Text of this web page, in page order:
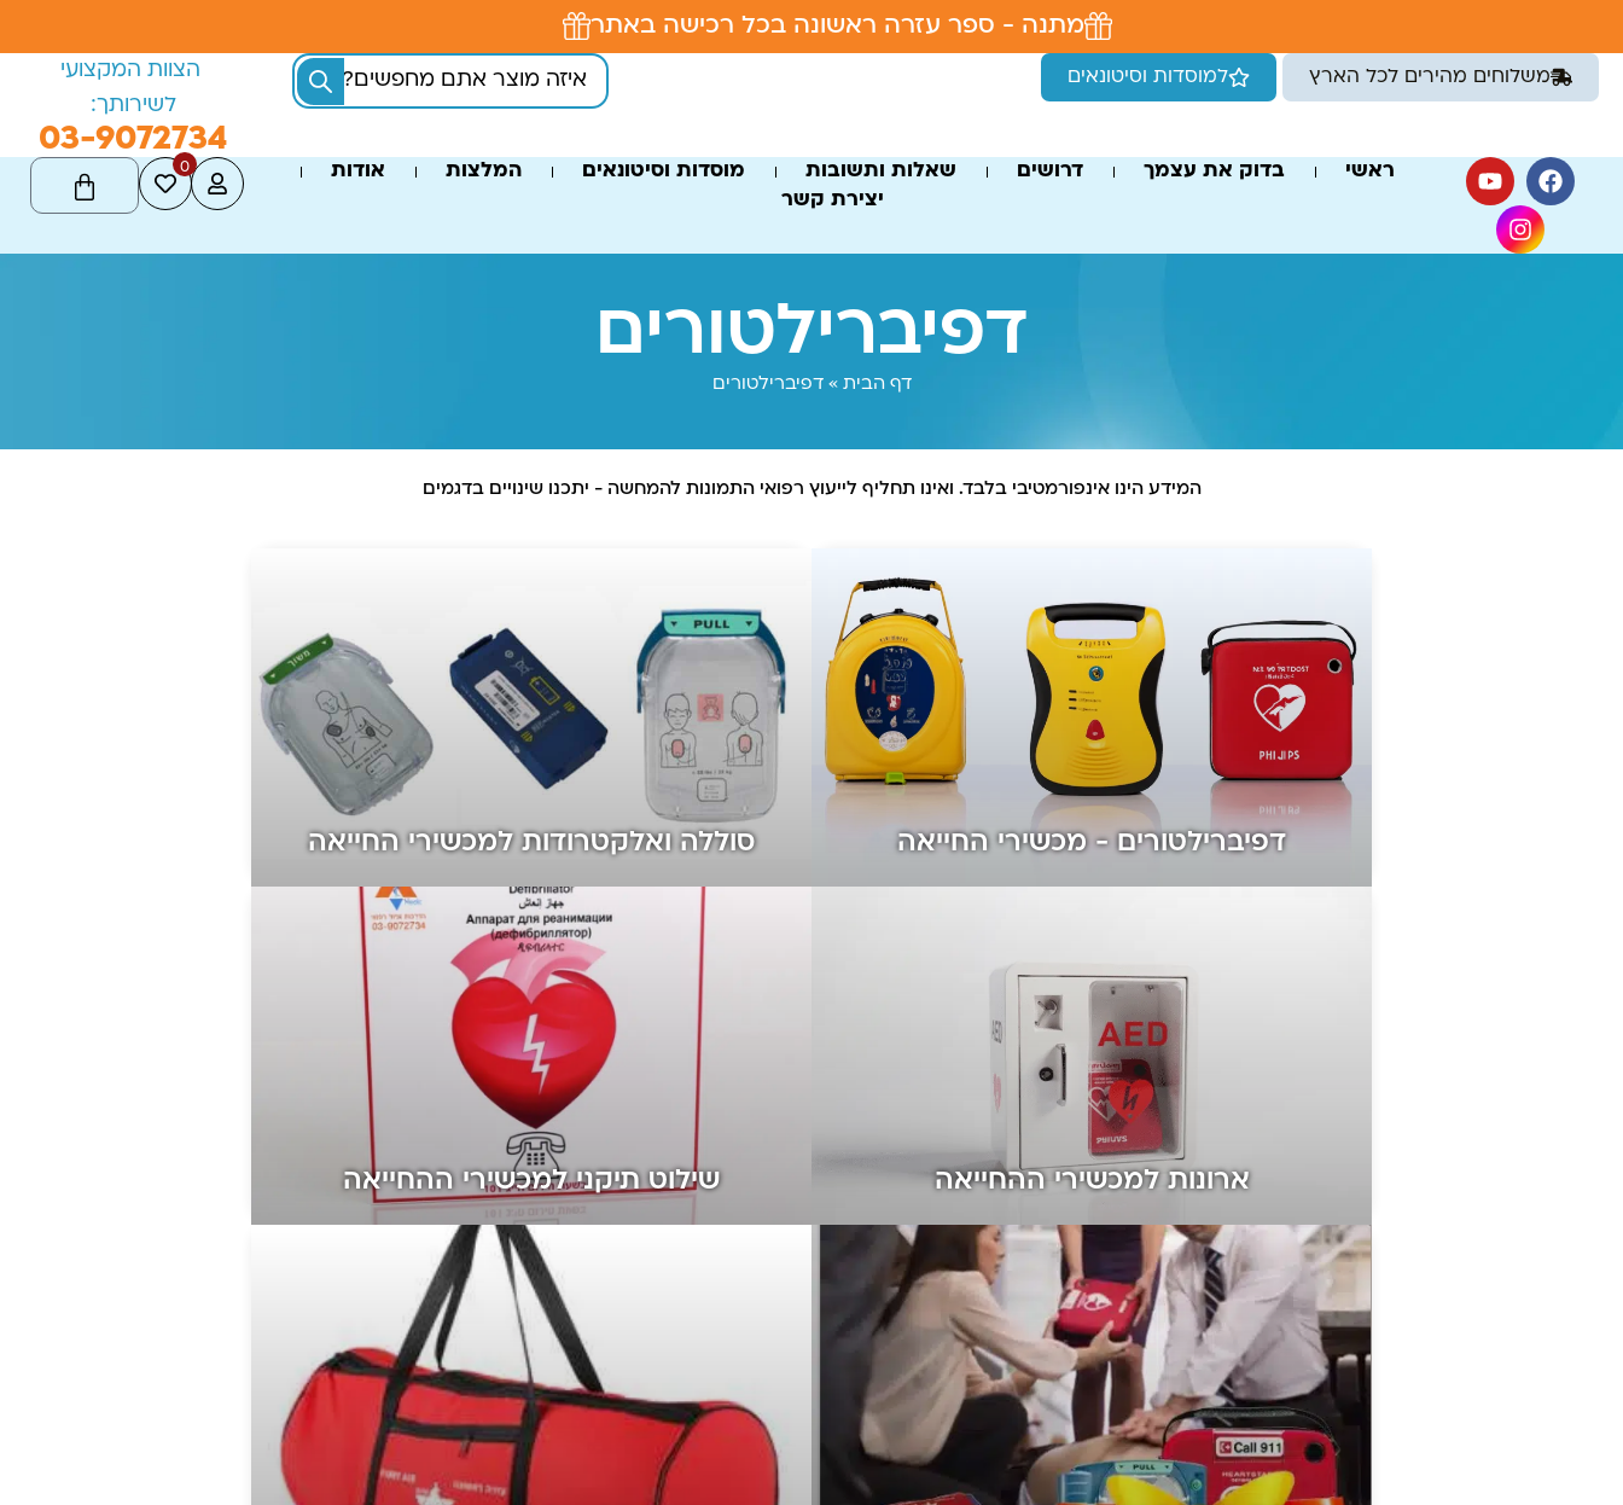
מתנה - ספר עזרה ראשונה בכל רכישה באתר
משלוחים מהירים לכל הארץ למוסדות וסיטונאים
הצוות המקצועי
לשירותך:
03-9072734
ראשי בדוק את עצמך דרושים שאלות ותשובות מוסדות וסיטונאים המלצות
אודות
יצירת קשר
0
דפיברילטורים
דף הבית »דפיברילטורים
המידע הינו אינפורמטיבי בלבד. ואינו תחליף לייעוץ רפואי התמונות להמחשה - יתכנו שינויים בדגמים
דפיברילטורים - מכשירי החייאה סוללה ואלקטרודות למכשירי החייאה
ארונות למכשירי ההחייאה שילוט תיקני למכשירי ההחייאה